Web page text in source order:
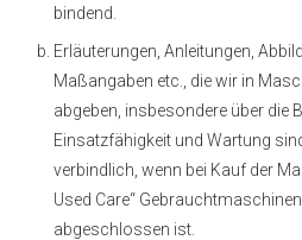
bindend.
Erläuterungen, Anleitungen,
Maßangaben etc., die wir in
abgeben, insbesondere über die
Einsatzfähigkeit und Wartung
verbindlich, wenn bei Kauf der
Used Care“
abgeschlossen ist.